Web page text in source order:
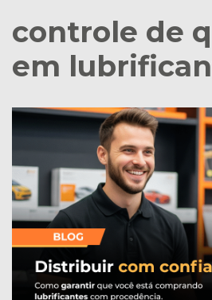
controle de
em